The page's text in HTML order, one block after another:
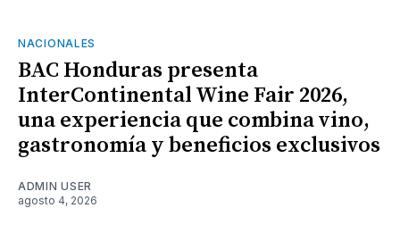
NACIONALES
BAC Honduras presenta
InterContinental Wine Fair 2026,
una experiencia que combina vino,
gastronomía y beneficios exclusivos
ADMIN USER
agosto 4, 2026